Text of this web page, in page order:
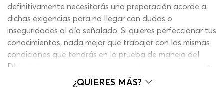
definitivamente necesitarás una preparación acorde a
dichas exigencias para no llegar con dudas o
inseguridades al día señalado. Si quieres perfeccionar tus
conocimientos, nada mejor que trabajar con las mismas
condiciones que tendrás en la prueba de manejo del
DMV 2026 y para eso nuestro simulador del examen de
manejo de Utah 2026 en español te ofrece contenidos
¿QUIERES MÁS?